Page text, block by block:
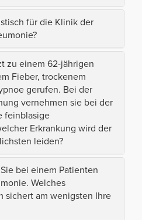
für die Klinik der
zu einem 62-jährigen
Fieber, trockenem
gerufen. Bei der
vernehmen sie bei der
feinblasige
Erkrankung wird der
leiden?
bei einem Patienten
Welches
sichert am wenigsten Ihre